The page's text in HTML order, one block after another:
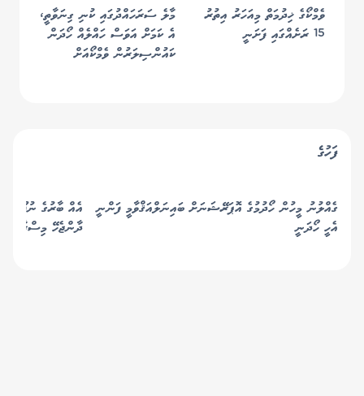
ވެމްކޯގެ ޚިދުމަތް މިއަހަރު އިތުރު
15 ރަށެއްގައި ފަށަނީ
މާލެ ސަރަހައްދުގައި ކުނި ގިނަވާތީ،
އެ ކަމަށް އަވަސް ހައްލެއް ހޯދަން
ކައުންސިލަރުން ވެމްކޯއަށް
ފަހުގެ
ގެއްލުނު މީހުން ހޯދުމުގެ އޮޕަރޭޝަނަށް ބައިނަލްއަޤްވާމީ ފަންނީ
އެހީ ހޯދަނީ
އެއް ބާރުގެ ނުފޫޒު
ދާންޖެހޭ